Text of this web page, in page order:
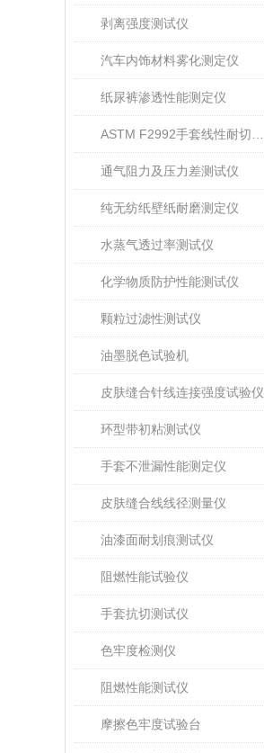
剥离强度测试仪
汽车内饰材料雾化测定仪
纸尿裤渗透性能测定仪
通气阻力及压力差测试仪
纯无纺纸壁纸耐磨测定仪
水蒸气透过率测试仪
化学物质防护性能测试仪
颗粒过滤性测试仪
油墨脱色试验机
皮肤缝合针线连接强度试验仪
环型带初粘测试仪
手套不泄漏性能测定仪
皮肤缝合线线径测量仪
油漆面耐划痕测试仪
阻燃性能试验仪
手套抗切测试仪
色牢度检测仪
阻燃性能测试仪
摩擦色牢度试验台